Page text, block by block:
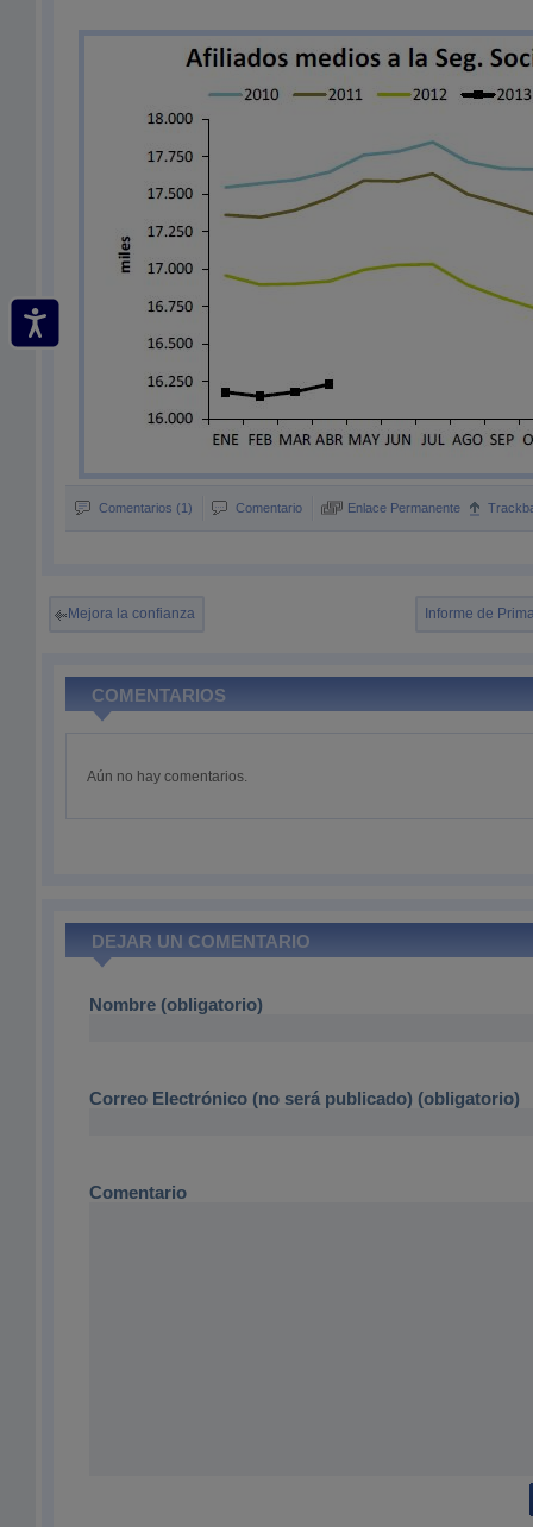
Comentarios (1) Comentario Enlace Permanente
Mejora la confianza Informe de
COMENTARIOS
Aún no hay comentarios.
DEJAR UN COMENTARIO
Nombre (obligatorio)
Correo Electrónico (no será publicado) (obligatorio)
Comentario